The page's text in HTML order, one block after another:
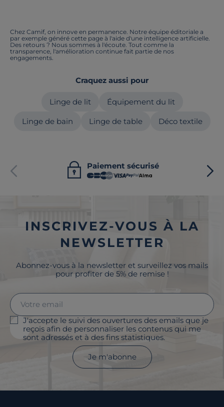
Chez Camif, on innove en permanence. Notre équipe éditoriale a
par exemple généré cette page à l'aide d'une intelligence artificielle.
Des retours ? Nous sommes à l'écoute. Tout comme la
transparence, l'amélioration continue fait partie de nos
engagements.
Craquez aussi pour
Linge de lit Équipement du lit
Linge de bain Linge de table Déco textile
Paiement sécurisé
INSCRIVEZ-VOUS À LA
NEWSLETTER
Abonnez-vous à la newsletter et surveillez vos mails
pour profiter de 5% de remise !
J'accepte le suivi des ouvertures des emails que je
reçois afin de personnaliser les contenus qui me
sont adressés et à des fins statistiques.
Je m'abonne